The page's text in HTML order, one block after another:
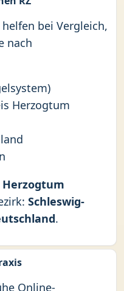
bei Vergleich,
nach
Herzogtum
Herzogtum
Schleswig-
.
Online-